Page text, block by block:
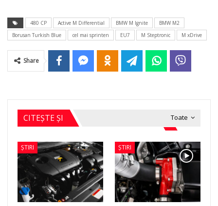
480 CP Active M Differential BMW M Ignite
BMW M2
Borusan Turkish Blue
cel mai sprinten EU7 M Steptronic M xDrive
Share
Toate
CITEȘTE ȘI
ȘTIRI ȘTIRI